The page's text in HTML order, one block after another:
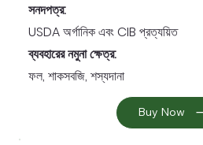
সনদপত্র:
USDA অর্গানিক এবং CIB প্রত্যয়িত
ব্যবহারের নমুনা ক্ষেত্র:
ফল, শাকসবজি, শস্যদানা
Buy Now